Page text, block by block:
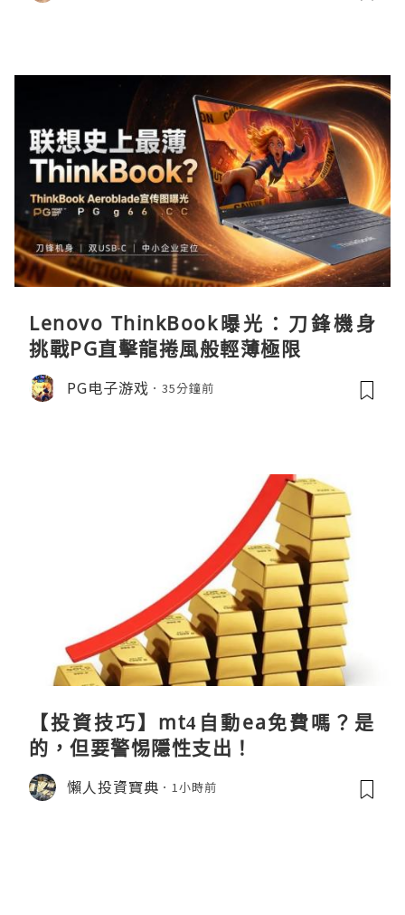
Lenovo ThinkBook曝光：刀鋒機身
挑戰PG直擊龍捲風般輕薄極限
PG电子游戏 35分鐘前
【投資技巧】mt4自動ea免費嗎？是
的，但要警惕隱性支出！
懶人投資寶典 1小時前